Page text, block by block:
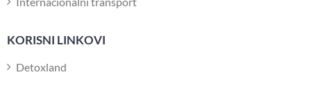
KORISNI LINKOVI
Detoxland